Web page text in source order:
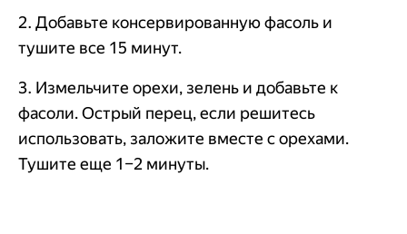
2. Добавьте консервированную фасоль и
тушите все 15 минут.
3. Измельчите орехи, зелень и добавьте к
фасоли. Острый перец, если решитесь
использовать, заложите вместе с орехами.
Тушите еще 1–2 минуты.